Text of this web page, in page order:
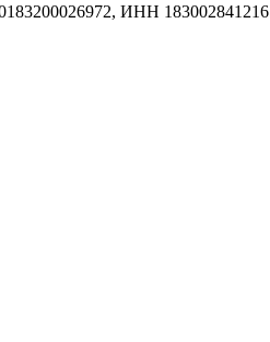
ИНН 183002841216